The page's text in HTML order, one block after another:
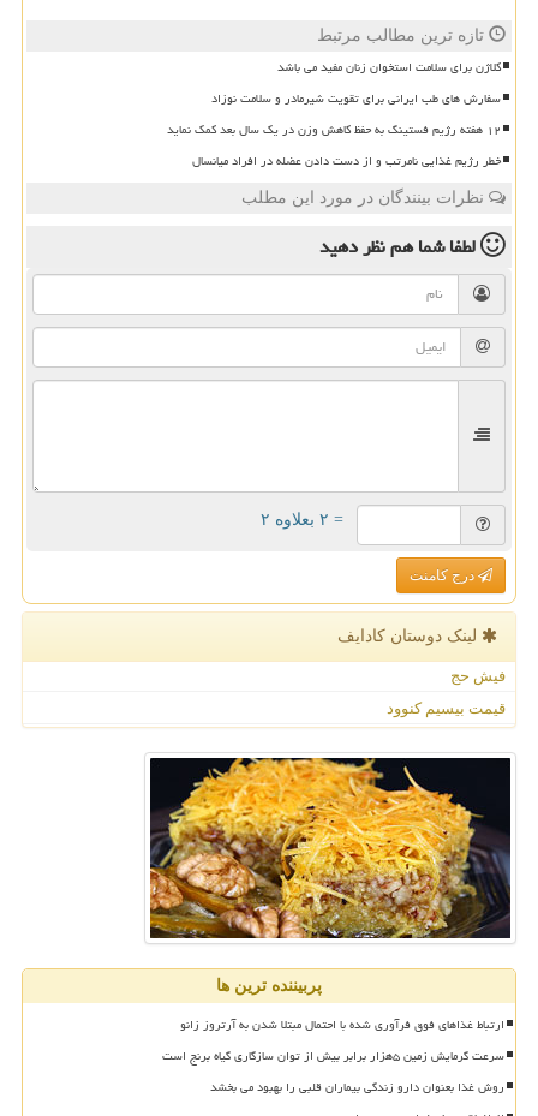
تازه ترین مطالب مرتبط
کلاژن برای سلامت استخوان زنان مفید می باشد
سفارش های طب ایرانی برای تقویت شیرمادر و سلامت نوزاد
۱۲ هفته رژیم فستینگ به حفظ کاهش وزن در یک سال بعد کمک نماید
خطر رژیم غذایی نامرتب و از دست دادن عضله در افراد میانسال
نظرات بینندگان در مورد این مطلب
لطفا شما همنظر دهید
= ۲ بعلاوه ۲
درج کامنت
لینک دوستان كادایف
فیش حج
قیمت بیسیم کنوود
پربیننده ترین ها
ارتباط غذاهای فوق فرآوری شده با احتمال مبتلا شدن به آرتروز زانو
سرعت گرمایش زمین ۵هزار برابر بیش از توان سازگاری گیاه برنج است
روش غذا بعنوان دارو زندگی بیماران قلبی را بهبود می بخشد